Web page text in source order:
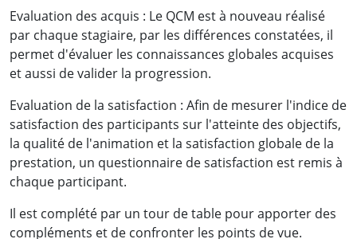
Evaluation des acquis : Le QCM est à nouveau réalisé
par chaque stagiaire, par les différences constatées, il
permet d'évaluer les connaissances globales acquises
et aussi de valider la progression.
Evaluation de la satisfaction : Afin de mesurer l'indice de
satisfaction des participants sur l'atteinte des objectifs,
la qualité de l'animation et la satisfaction globale de la
prestation, un questionnaire de satisfaction est remis à
chaque participant.
Il est complété par un tour de table pour apporter des
compléments et de confronter les points de vue.